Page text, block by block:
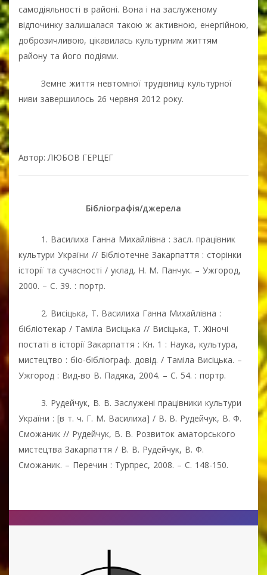
самодіяльності в районі. Вона і на заслуженому
відпочинку залишалася такою ж активною, енергійною,
доброзичливою, цікавилась культурним життям
району та його подіями.
Земне життя невтомної трудівниці культурної
ниви завершилось 26 червня 2012 року.
Автор: ЛЮБОВ ГЕРЦЕГ
Бібліографія/джерела
1. Василиха Ганна Михайлівна : засл. працівник
культури України // Бібліотечне Закарпаття : сторінки
історії та сучасності / уклад. Н. М. Панчук. – Ужгород,
2000. – С. 39. : портр.
2. Висіцька, Т. Василиха Ганна Михайлівна :
бібліотекар / Таміла Висіцька // Висіцька, Т. Жіночі
постаті в історії Закарпаття : Кн. 1 : Наука, культура,
мистецтво : біо-бібліограф. довід. / Таміла Висіцька. –
Ужгород : Вид-во В. Падяка, 2004. – С. 54. : портр.
3. Рудейчук, В. В. Заслужені працівники культури
України : [в т. ч. Г. М. Василиха] / В. В. Рудейчук, В. Ф.
Сможаник // Рудейчук, В. В. Розвиток аматорського
мистецтва Закарпаття / В. В. Рудейчук, В. Ф.
Сможаник. – Перечин : Турпрес, 2008. – С. 148-150.